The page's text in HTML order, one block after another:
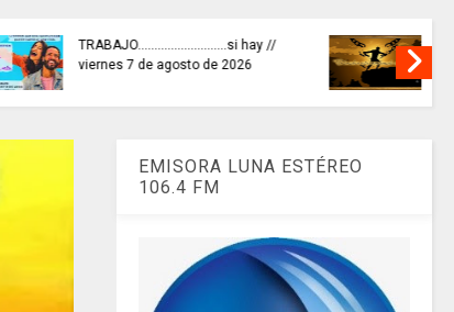
CONCURSO NACIONAL de
Escritura premió 40 autores de
EMISORA LUNA ESTÉREO
106.4 FM